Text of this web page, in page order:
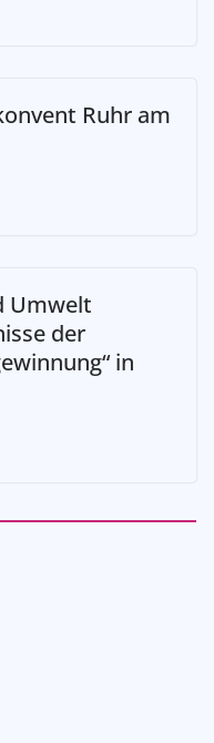
Ruhr am
Umwelt
der
in